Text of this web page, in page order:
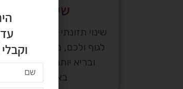
שינוי תזונתי
שינוי תזונתי אמיתי עם
לגוף ולכם, מעבר לאורח
ובריא יותר, נטול רעלים
באוצרות הטבע